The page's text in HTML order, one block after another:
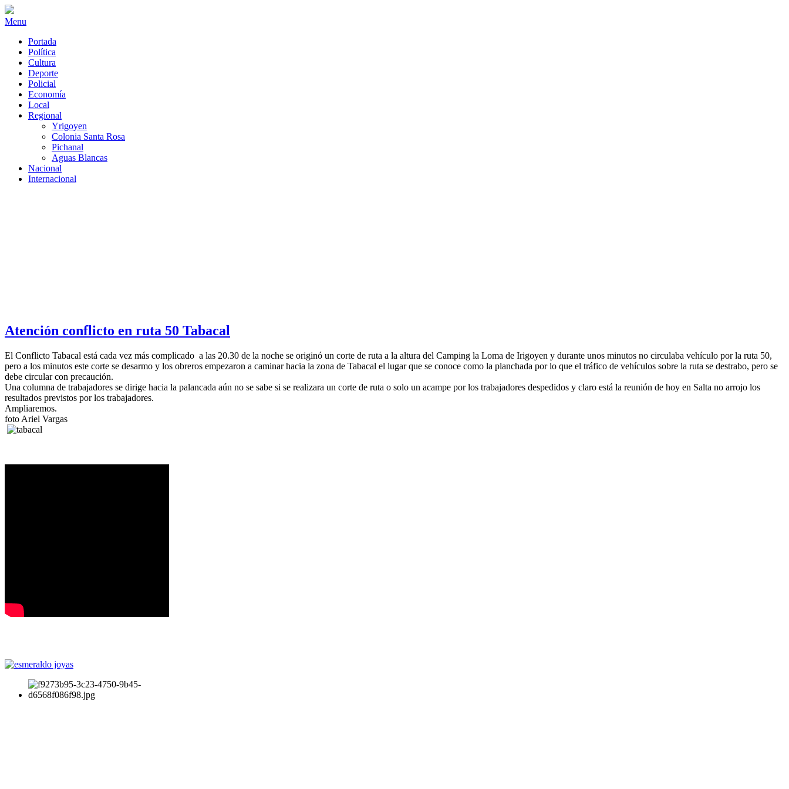
Menu
Portada
Política
Cultura
Deporte
Policial
Economía
Local
Regional
Yrigoyen
Colonia Santa Rosa
Pichanal
Aguas Blancas
Nacional
Internacional
Atención conflicto en ruta 50 Tabacal
El Conflicto Tabacal está cada vez más complicado a las 20.30 de la noche se originó un corte de ruta a la altura del Camping la Loma de Irigoyen y durante unos minutos no circulaba vehículo por la ruta 50,
pero a los minutos este corte se desarmo y los obreros empezaron a caminar hacia la zona de Tabacal el lugar que se conoce como la planchada por lo que el tráfico de vehículos sobre la ruta se destrabo, pero se
debe circular con precaución.
Una columna de trabajadores se dirige hacia la palancada aún no se sabe si se realizara un corte de ruta o solo un acampe por los trabajadores despedidos y claro está la reunión de hoy en Salta no arrojo los
resultados previstos por los trabajadores.
Ampliaremos.
foto Ariel Vargas